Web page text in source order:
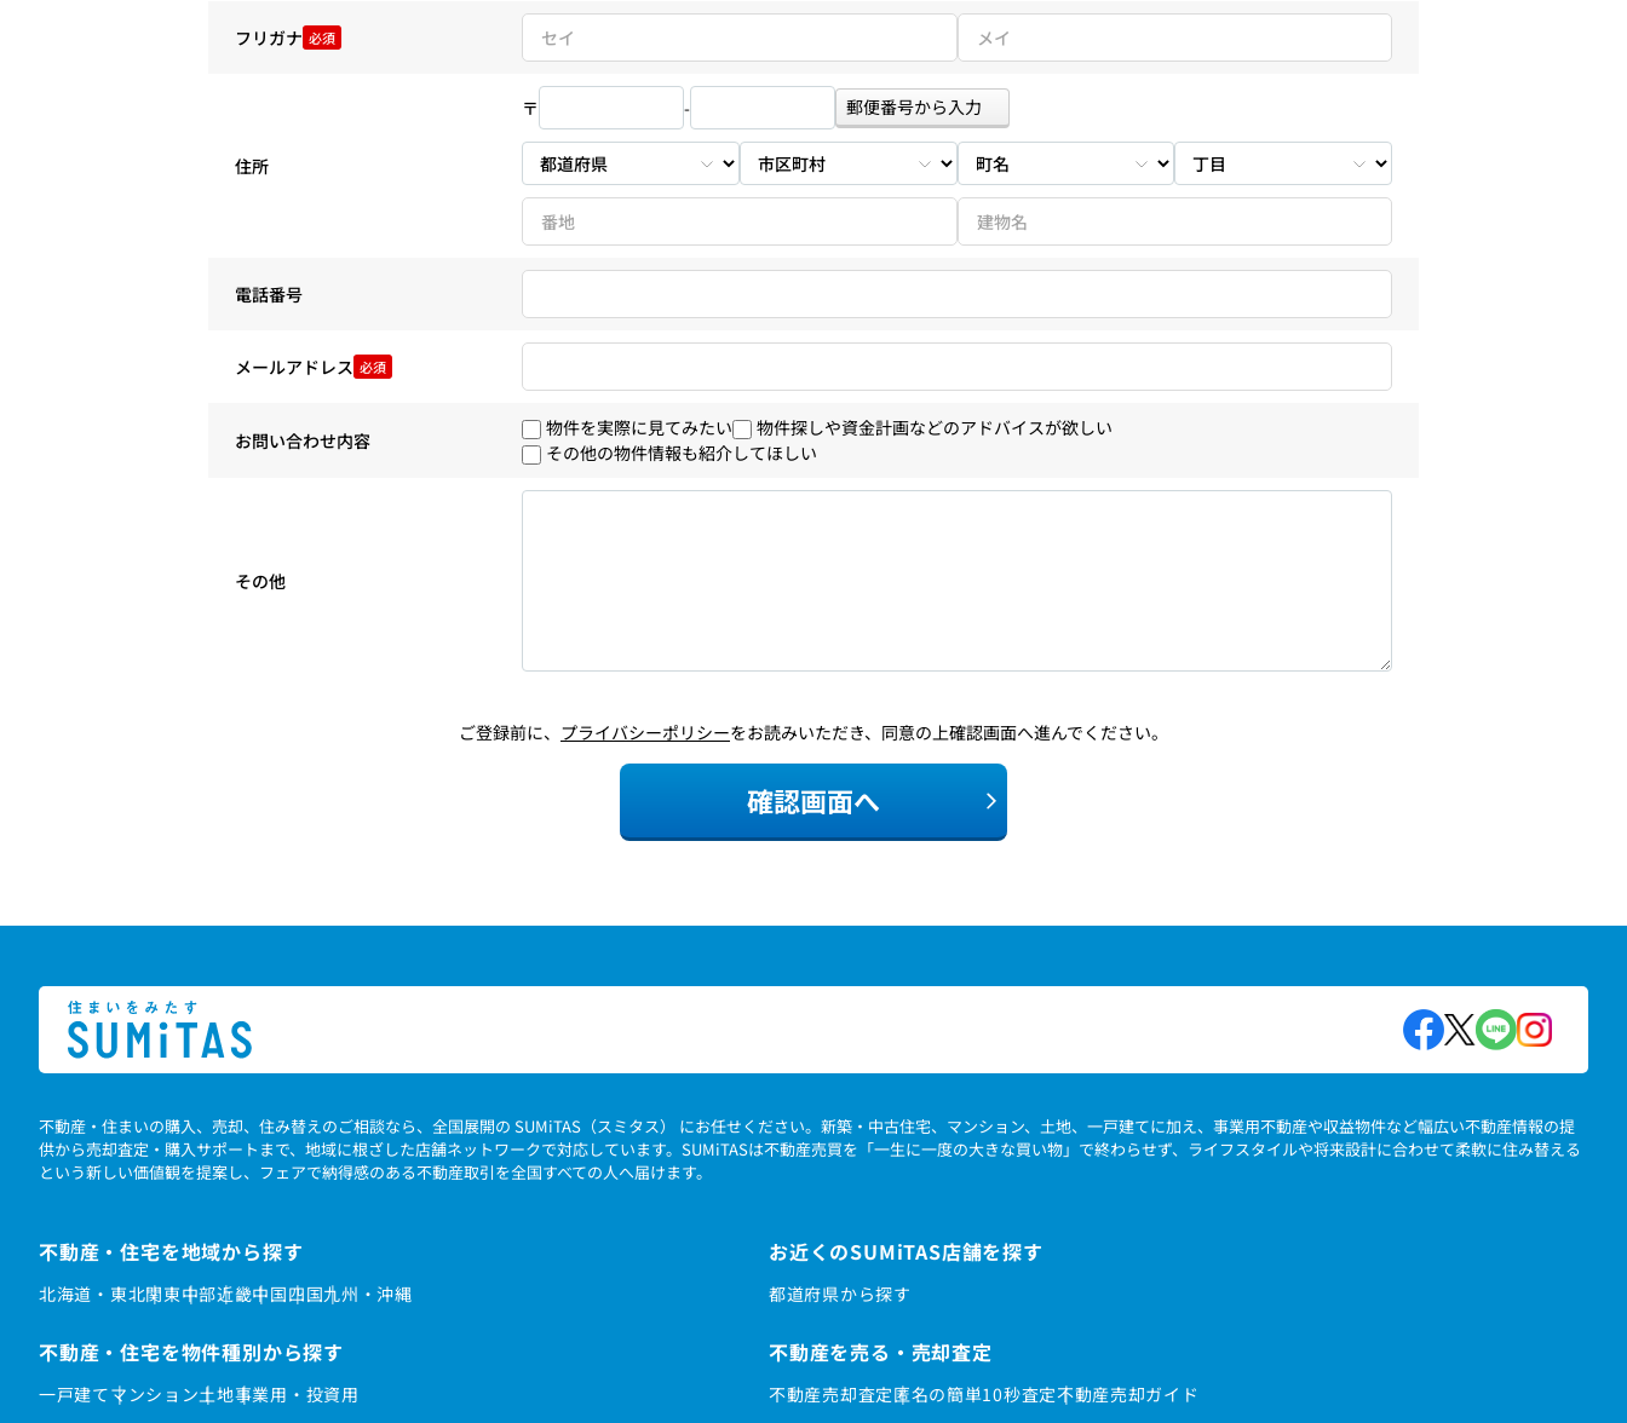
フリガナ 必須
住所
〒 - 郵便番号から入力
電話番号
メールアドレス 必須
お問い合わせ内容
物件を実際に見てみたい
物件探しや資金計画などのアドバイスが欲しい
その他の物件情報も紹介してほしい
その他
ご登録前に、 プライバシーポリシーをお読みいただき、同意の上確認画面へ進んでください。
確認画面へ
不動産・住まいの購入、売却、住み替えのご相談なら、全国展開の SUMiTAS（スミタス） にお任せください。新築・中古住宅、マンション、土地、一戸建てに加え、事業用不動産や収益物件など幅広い不動産情報の提
供から売却査定・購入サポートまで、地域に根ざした店舗ネットワークで対応しています。SUMiTASは不動産売買を「一生に一度の大きな買い物」で終わらせず、ライフスタイルや将来設計に合わせて柔軟に住み替える
という新しい価値観を提案し、フェアで納得感のある不動産取引を全国すべての人へ届けます。
不動産・住宅を地域から探す
北海道・東北関東中部近畿中国四国九州・沖縄
お近くのSUMiTAS店舗を探す
都道府県から探す
不動産・住宅を物件種別から探す
一戸建てマンション土地事業用・投資用
不動産を売る・売却査定
不動産売却査定匿名の簡単10秒査定不動産売却ガイド